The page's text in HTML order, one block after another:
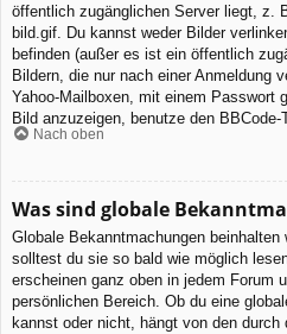
öffentlich zugänglichen Server liegt, z.
bild.gif. Du kannst weder Bilder
befinden (außer es ist ein öffentlich
Bildern, die nur nach einer Anmeldung
Yahoo-Mailboxen, mit einem Passwort
Bild anzuzeigen, benutze den BBCode-
Nach oben
Was sind globale
Globale Bekanntmachungen
solltest du sie so bald wie möglich
erscheinen ganz oben in jedem Forum
persönlichen Bereich. Ob du eine
kannst oder nicht, hängt von den durch